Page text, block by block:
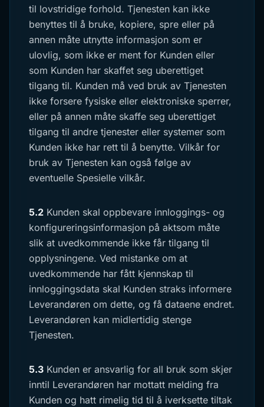
til lovstridige forhold. Tjenesten kan ikke
benyttes til å bruke, kopiere, spre eller på
annen måte utnytte informasjon som er
ulovlig, som ikke er ment for Kunden eller
som Kunden har skaffet seg uberettiget
tilgang til. Kunden må ved bruk av Tjenesten
ikke forsere fysiske eller elektroniske sperrer,
eller på annen måte skaffe seg uberettiget
tilgang til andre tjenester eller systemer som
Kunden ikke har rett til å benytte. Vilkår for
bruk av Tjenesten kan også følge av
eventuelle Spesielle vilkår.
5.2 Kunden skal oppbevare innloggings- og
konfigureringsinformasjon på aktsom måte
slik at uvedkommende ikke får tilgang til
opplysningene. Ved mistanke om at
uvedkommende har fått kjennskap til
innloggingsdata skal Kunden straks informere
Leverandøren om dette, og få dataene endret.
Leverandøren kan midlertidig stenge
Tjenesten.
5.3 Kunden er ansvarlig for all bruk som skjer
inntil Leverandøren har mottatt melding fra
Kunden og hatt rimelig tid til å iverksette tiltak